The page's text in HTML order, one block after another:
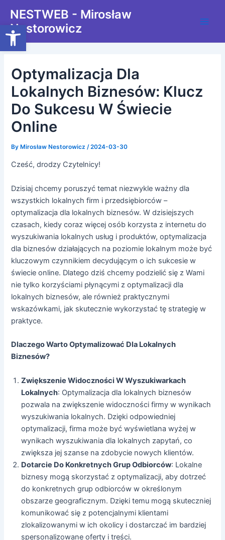
Open toolbar
content
NESTWEB - Mirosław
Nestorowicz
Optymalizacja Dla
Lokalnych Biznesów: Klucz
Do Sukcesu W Świecie
Online
By Mirosław Nestorowicz/2024-03-30
Cześć, drodzy Czytelnicy!
Dzisiaj chcemy poruszyć temat niezwykle ważny dla
wszystkich lokalnych firm i przedsiębiorców –
optymalizacja dla lokalnych biznesów. W dzisiejszych
czasach, kiedy coraz więcej osób korzysta z internetu do
wyszukiwania lokalnych usług i produktów, optymalizacja
dla biznesów działających na poziomie lokalnym może być
kluczowym czynnikiem decydującym o ich sukcesie w
świecie online. Dlatego dziś chcemy podzielić się z Wami
nie tylko korzyściami płynącymi z optymalizacji dla
lokalnych biznesów, ale również praktycznymi
wskazówkami, jak skutecznie wykorzystać tę strategię w
praktyce.
Dlaczego Warto Optymalizować Dla Lokalnych
Biznesów?
Zwiększenie Widoczności W Wyszukiwarkach
Lokalnych: Optymalizacja dla lokalnych biznesów
pozwala na zwiększenie widoczności firmy w wynikach
wyszukiwania lokalnych. Dzięki odpowiedniej
optymalizacji, firma może być wyświetlana wyżej w
wynikach wyszukiwania dla lokalnych zapytań, co
zwiększa jej szanse na zdobycie nowych klientów.
Dotarcie Do Konkretnych Grup Odbiorców: Lokalne
biznesy mogą skorzystać z optymalizacji, aby dotrzeć
do konkretnych grup odbiorców w określonym
obszarze geograficznym. Dzięki temu mogą skuteczniej
komunikować się z potencjalnymi klientami
zlokalizowanymi w ich okolicy i dostarczać im bardziej
spersonalizowane oferty i treści.
navigation